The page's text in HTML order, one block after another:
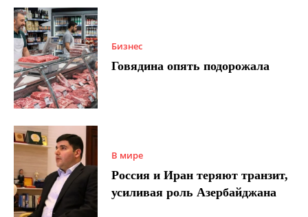
Бизнес
Говядина опять подорожала
В мире
Россия и Иран теряют транзит,
усиливая роль Азербайджана